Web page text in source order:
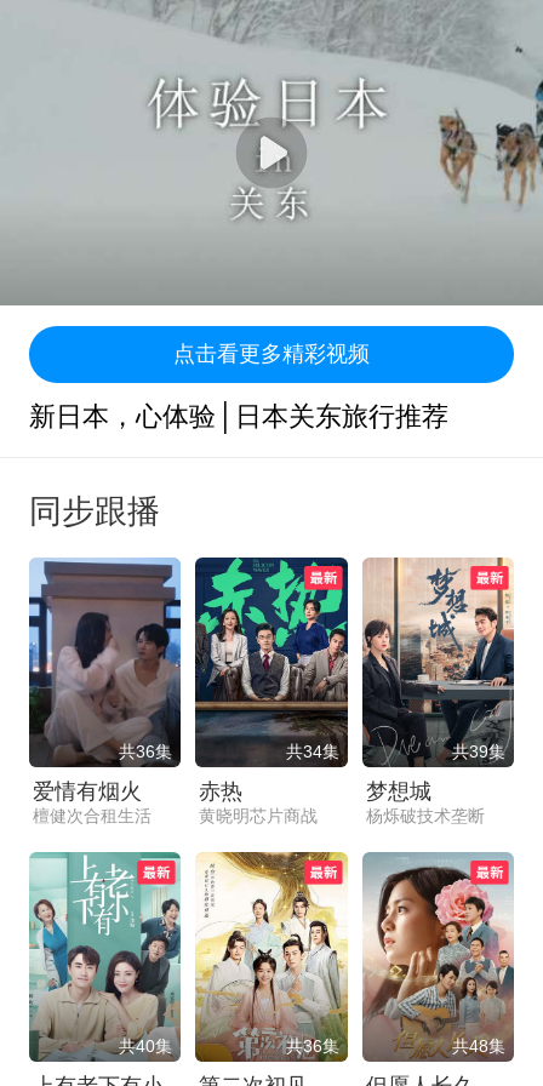
点击看更多精彩视频
新日本，心体验│日本关东旅行推荐
同步跟播
共36集
爱情有烟火
檀健次合租生活
共34集
赤热
黄晓明芯片商战
共39集
梦想城
杨烁破技术垄断
共40集 共36集 共48集